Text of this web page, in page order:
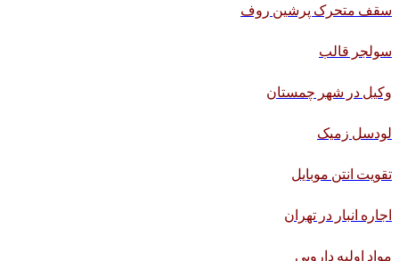
سقف متحرک پرشین روف
سولجر قالب
وکیل در شهر چمستان
لودسل زمیک
تقویت انتن موبایل
اجاره انبار در تهران
مواد اولیه دارویی